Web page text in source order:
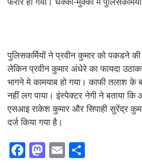
पुलिसकर्मियों ने प्रवीन कुमार को पकडने
लेकिन प्रवीन कुमार अंधेरे का फायदा
भागने मे कामयाब हो गया। काफी तलाश के
नहीं लग पाया। इंस्पेक्टर नेगी ने बताया कि
एसआइ राकेश कुमार और सिपाही सुरेंद्र
दर्ज किया गया है।
F M E